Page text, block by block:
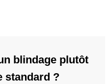
blindage plutôt
standard ?